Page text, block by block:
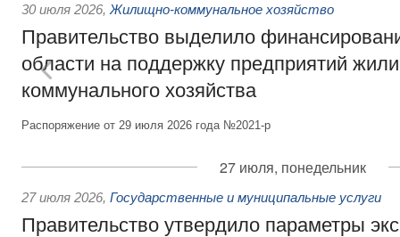
30 июля 2026, Жилищно-коммунальное хозяйство
Правительство выделило
области на поддержку предприятий
коммунального хозяйства
Распоряжение от 29 июля 2026 года №2021-р
27 июля, понедельник
27 июля 2026, Государственные и муниципальные услуги
Правительство утвердило параметры